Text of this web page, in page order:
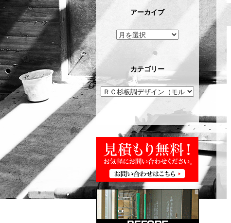
アーカイブ
カテゴリー